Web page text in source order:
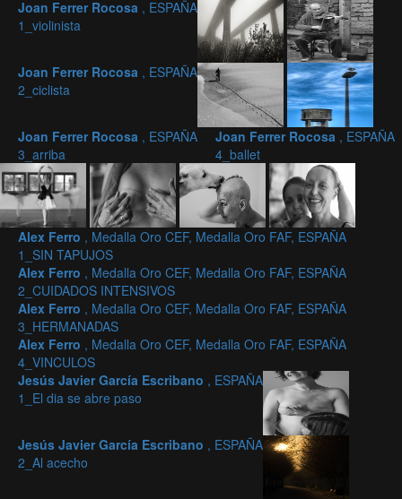
Joan Ferrer Rocosa , ESPAÑA
1_violinista
Joan Ferrer Rocosa , ESPAÑA
2_ciclista
Joan Ferrer Rocosa , ESPAÑA
3_arriba
Joan Ferrer Rocosa , ESPAÑA
4_ballet
Alex Ferro , Medalla Oro CEF, Medalla Oro FAF, ESPAÑA
1_SIN TAPUJOS
Alex Ferro , Medalla Oro CEF, Medalla Oro FAF, ESPAÑA
2_CUIDADOS INTENSIVOS
Alex Ferro , Medalla Oro CEF, Medalla Oro FAF, ESPAÑA
3_HERMANADAS
Alex Ferro , Medalla Oro CEF, Medalla Oro FAF, ESPAÑA
4_VINCULOS
Jesús Javier García Escribano , ESPAÑA
1_El dia se abre paso
Jesús Javier García Escribano , ESPAÑA
2_Al acecho